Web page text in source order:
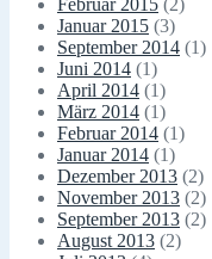
Januar 2015 (3)
September 2014 (1)
Juni 2014 (1)
April 2014 (1)
März 2014 (1)
Februar 2014 (1)
Januar 2014 (1)
Dezember 2013 (2)
November 2013 (2)
September 2013 (2)
August 2013 (2)